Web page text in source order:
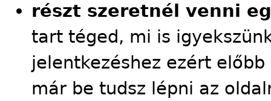
részt szeretnél venni
tart téged, mi is
jelentkezéshez ezért
már be tudsz lépni az